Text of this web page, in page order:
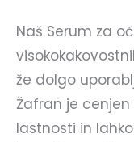
Naš Serum za
že dolgo
Žafran je
lastnosti in